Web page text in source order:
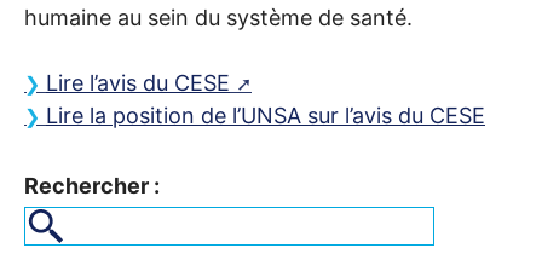
humaine au sein du système de santé.
Lire l’avis du CESE
Lire la position de l’UNSA sur l’avis du CESE
Rechercher :